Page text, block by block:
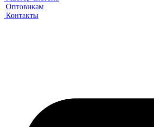
Оптовикам
Контакты